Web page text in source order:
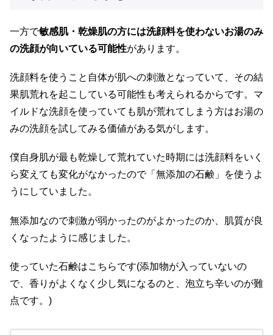
一方で敏感肌・乾燥肌の方には洗顔料を使わないお湯のみ
の洗顔が向いている可能性があります。
洗顔料を使うこと自体が肌への刺激となっていて、その結
果肌荒れを起こしている可能性も考えられるからです。マ
イルドな洗顔を使っていても肌が荒れてしまう方はお湯の
みの洗顔を試してみる価値がある気がします。
僕自身肌が最も乾燥して荒れていた時期には洗顔料をいく
ら変えても変化がなかったので「無添加の石鹸」を使うよ
うにしていました。
無添加なので刺激が弱かったのがよかったのか、肌質が良
くなったように感じました。
使っていた石鹸はこちらです(添加物が入っていないの
で、香りがよくなく少し気になるのと、泡立ち辛いのが難
点です。)